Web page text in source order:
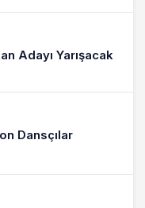
Adayı Yarışacak
Dansçılar